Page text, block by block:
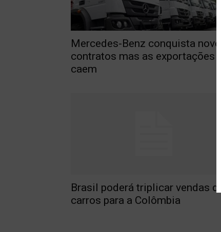
Mercedes-Benz conquista novos
contratos mas as exportações
caem
Brasil poderá triplicar vendas de
carros para a Colômbia